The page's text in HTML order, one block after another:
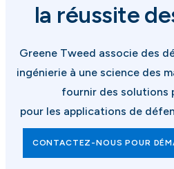
la réussite
Greene Tweed associe des
ingénierie à une science des
fournir des solutions
pour les applications de
CONTACTEZ-NOUS POUR